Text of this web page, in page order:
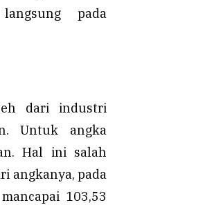
pada
dari industri
Untuk angka
Hal ini salah
angkanya, pada
103,53